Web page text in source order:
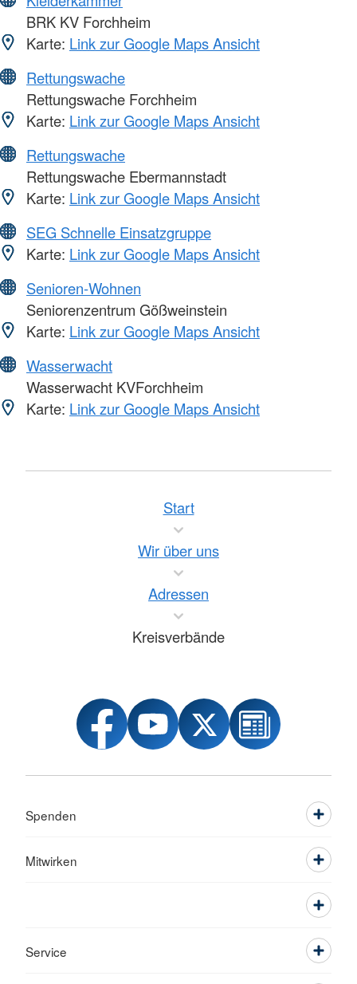
BRK KV Forchheim
Karte: Link zur Google Maps Ansicht
Rettungswache
Rettungswache Forchheim
Karte: Link zur Google Maps Ansicht
Rettungswache
Rettungswache Ebermannstadt
Karte: Link zur Google Maps Ansicht
SEG Schnelle Einsatzgruppe
Karte: Link zur Google Maps Ansicht
Senioren-Wohnen
Seniorenzentrum Gößweinstein
Karte: Link zur Google Maps Ansicht
Wasserwacht
Wasserwacht KVForchheim
Karte: Link zur Google Maps Ansicht
Start
Wir über uns
Adressen
Kreisverbände
Spenden
Mitwirken
Service